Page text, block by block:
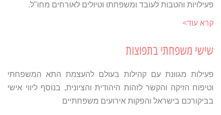
פעילויות והטבות לעובד ומשפחתו וטיולים לאורחים מחו"ל.
קרא עוד>
שישי משפחתי בתפוצות
פעילות מגוונת עם קהילות בעולם להעצמת התא המשפחתי
וטיפוח הזיקה והקשר לזהות היהודית והציונית, בנוסף ליווי אישי
בביקורכם בישראל והפקות אירועים משפחתיים